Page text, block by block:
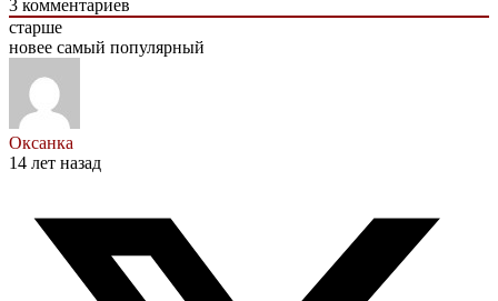
3 комментариев
старше
новее самый популярный
Оксанка
14 лет назад